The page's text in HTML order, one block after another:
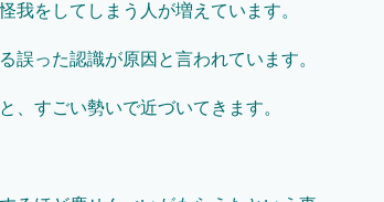
我をしてしまう人が増えています。
誤った認識が原因と言われています。
、すごい勢いで近づいてきます。